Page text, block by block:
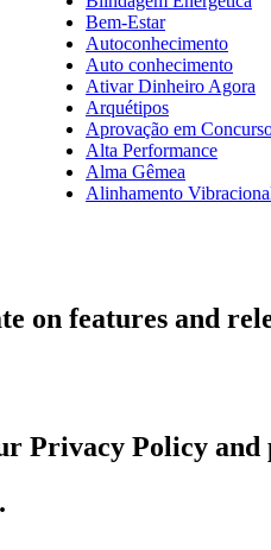
Bem-Estar
Autoconhecimento
Auto conhecimento
Ativar Dinheiro Agora
Arquétipos
Aprovação em
Alta Performance
Alma Gêmea
Alinhamento
on features and
Privacy Policy